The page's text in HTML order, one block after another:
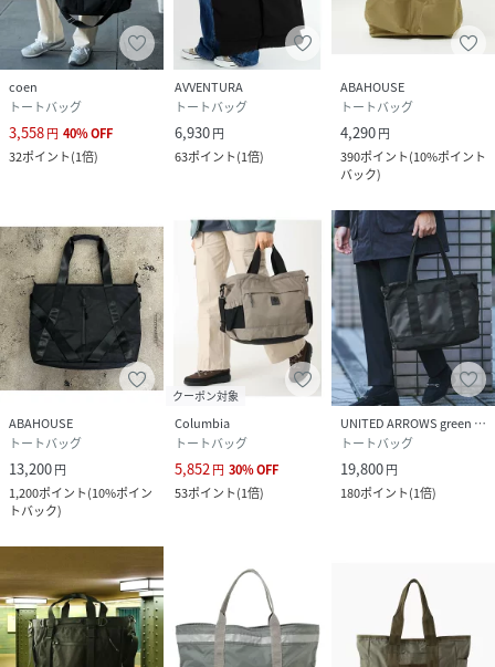
coen
トートバッグ
3,558円 40%OFF
32ポイント(1倍)
AVVENTURA
トートバッグ
6,930円
63ポイント(1倍)
ABAHOUSE
トートバッグ
4,290円
390ポイント(10%ポイント
バック)
ABAHOUSE
トートバッグ
13,200円
1,200ポイント(10%ポイン
トバック)
クーポン対象
Columbia
トートバッグ
5,852円 30%OFF
53ポイント(1倍)
UNITED ARROWS green label relaxing
トートバッグ
19,800円
180ポイント(1倍)